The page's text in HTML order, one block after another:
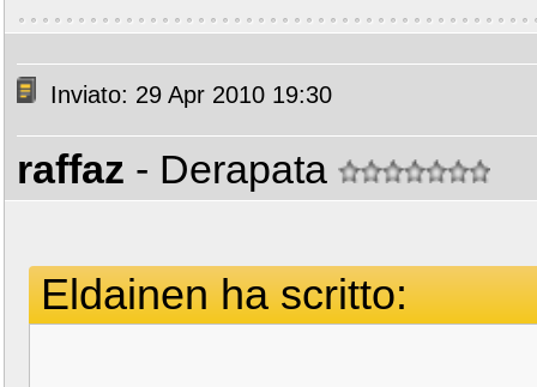
Inviato: 29 Apr 2010 19:30
raffaz - Derapata
Eldainen ha scritto: